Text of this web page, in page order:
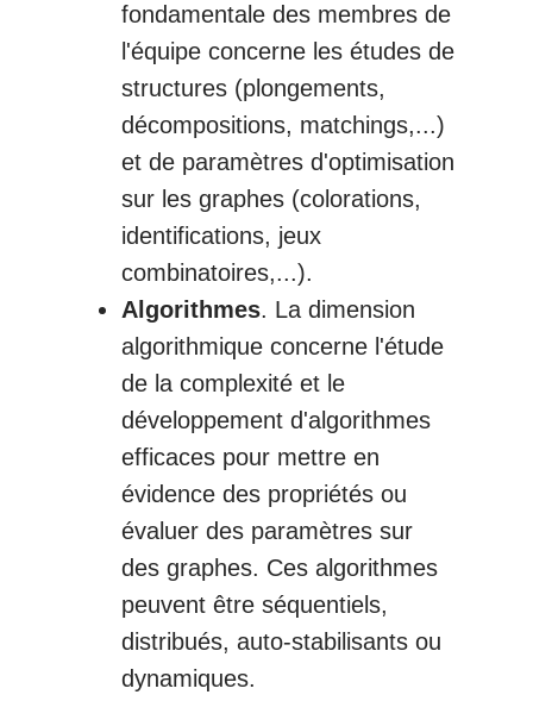
fondamentale des membres de
l'équipe concerne les études de
structures (plongements,
décompositions, matchings,...)
et de paramètres d'optimisation
sur les graphes (colorations,
identifications, jeux
combinatoires,...).
Algorithmes. La dimension
algorithmique concerne l'étude
de la complexité et le
développement d'algorithmes
efficaces pour mettre en
évidence des propriétés ou
évaluer des paramètres sur
des graphes. Ces algorithmes
peuvent être séquentiels,
distribués, auto-stabilisants ou
dynamiques.